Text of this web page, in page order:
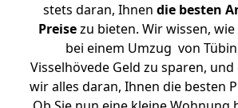
stets daran, Ihnen die besten
Preisezu bieten. Wir wissen,
bei einem Umzug von
Visselhövede Geld zu sparen,
wir alles daran, Ihnen die besten